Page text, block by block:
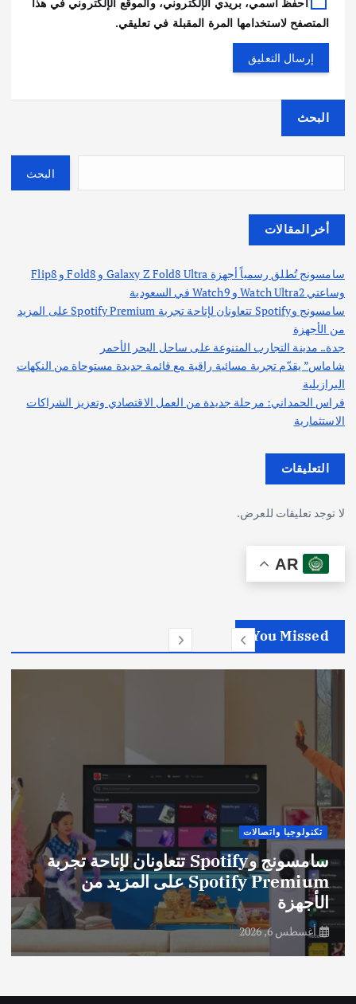
المتصفح لاستخدامها المرة المقبلة في تعليقي.
البحث
البحث
أخر المقالات
سامسونج تُطلق رسمياً أجهزة Galaxy Z Fold8 Ultra و Fold8 و Flip8
وساعتي Watch Ultra2 و Watch9 في السعودية
سامسونج وSpotify تتعاونان لإتاحة تجربة Spotify Premium على المزيد
من الأجهزة
جدة.. مدينة التجارب المتنوعة على ساحل البحر الأحمر
شاماس” يقدّم تجربة مسائية راقية مع قائمة جديدة مستوحاة من النكهات
البرازيلية
فراس الحمداني: مرحلة جديدة من العمل الاقتصادي وتعزيز الشراكات
الاستثمارية
التعليقات
لا توجد تعليقات للعرض.
AR
You Missed
تكنولوجيا واتصالات
سامسونج وSpotify تتعاونان لإتاحة تجربة
Spotify Premium على المزيد من
الأجهزة
أغسطس 6, 2026